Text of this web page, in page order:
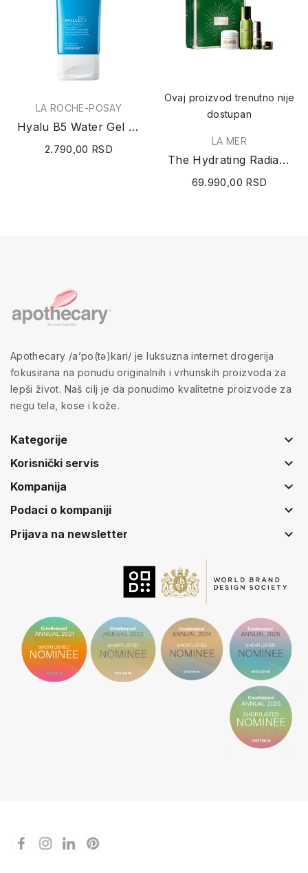
LA ROCHE-POSAY
Hyalu B5 Water Gel 40ml
2.790,00 RSD
Ovaj proizvod trenutno nije
dostupan
LA MER
The Hydrating Radiance Collection
69.990,00 RSD
Apothecary /a’po(tə)kari/ je luksuzna internet drogerija
fokusirana na ponudu originalnih i vrhunskih proizvoda za
lepši život. Naš cilj je da ponudimo kvalitetne proizvode za
negu tela, kose i kože.
Kategorije keyboard_arrow_down
Korisnički servis keyboard_arrow_down
Kompanija keyboard_arrow_down
Podaci o kompaniji keyboard_arrow_down
Prijava na newsletter keyboard_arrow_down